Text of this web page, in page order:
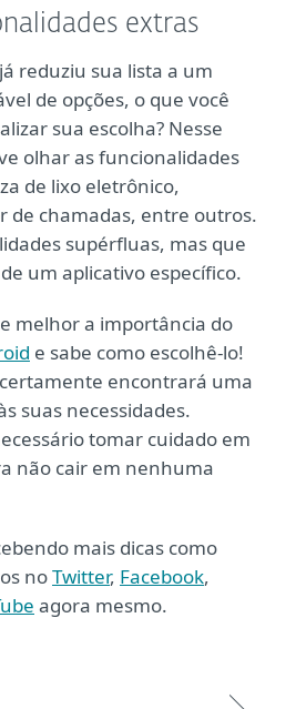
extras
reduziu sua lista a um
de opções, o que você
sua escolha? Nesse
olhar as funcionalidades
de lixo eletrônico,
de chamadas, entre outros.
supérfluas, mas que
um aplicativo específico.
melhor a importância do
e sabe como escolhê-lo!
encontrará uma
suas necessidades.
tomar cuidado em
não cair em nenhuma
mais dicas como
noTwitter, Facebook,
agora mesmo.